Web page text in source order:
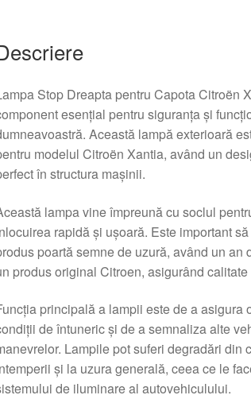
Stop Dreapta pentru Capota Citroën
esențial pentru siguranța și
Această lampă exterioară
modelul Citroën Xantia, având un
în structura mașinii.
lampa vine împreună cu soclul
rapidă și ușoară. Este important
poartă semne de uzură, având un an
produs original Citroen, asigurând
principală a lampii este de a asigura
de întuneric și de a semnaliza alte
Lampile pot suferi degradări din
și la uzura generală, ceea ce le
de iluminare al autovehiculului.